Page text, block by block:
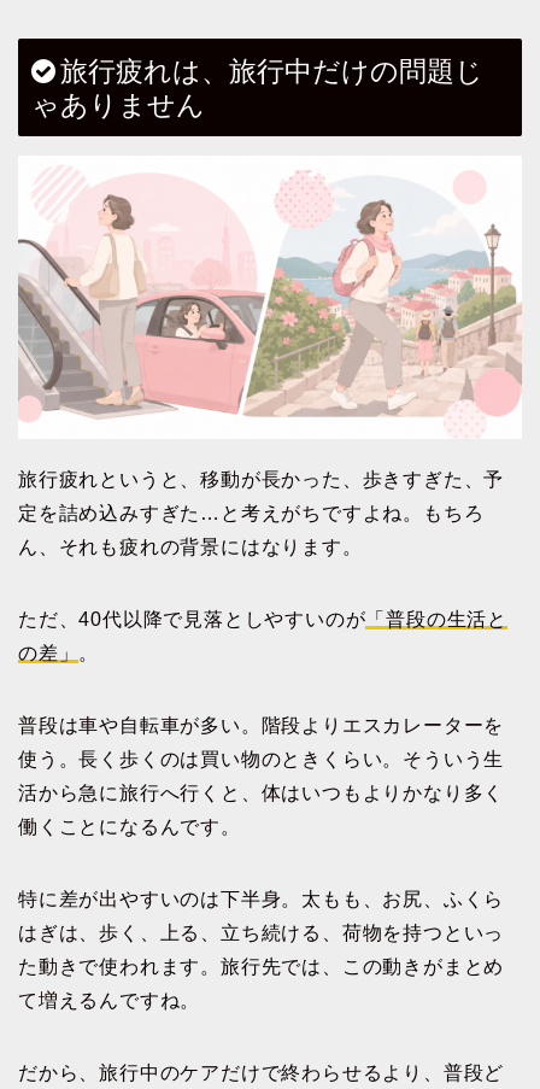
旅行疲れは、旅行中だけの問題じ
ゃありません
旅行疲れというと、移動が長かった、歩きすぎた、予
定を詰め込みすぎた…と考えがちですよね。もちろ
ん、それも疲れの背景にはなります。
ただ、40代以降で見落としやすいのが 「普段の生活と
の差」 。
普段は車や自転車が多い。階段よりエスカレーターを
使う。長く歩くのは買い物のときくらい。そういう生
活から急に旅行へ行くと、体はいつもよりかなり多く
働くことになるんです。
特に差が出やすいのは下半身。太もも、お尻、ふくら
はぎは、歩く、上る、立ち続ける、荷物を持つといっ
た動きで使われます。旅行先では、この動きがまとめ
て増えるんですね。
だから、旅行中のケアだけで終わらせるより、普段ど